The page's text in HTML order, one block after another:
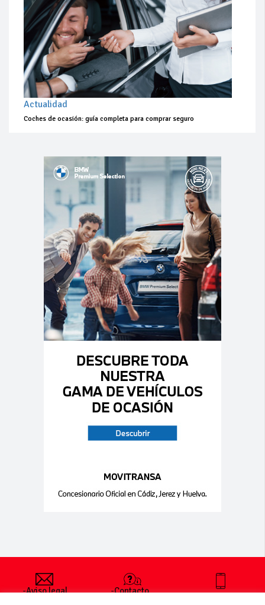
Actualidad
Coches de ocasión: guía completa para comprar seguro
-Aviso legal
-Contacto
+34 627 35